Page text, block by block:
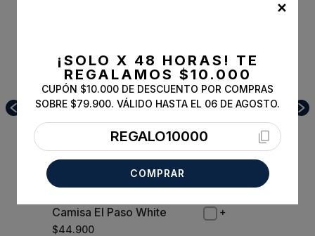
XL
Camisa El Paso White
$44.900
✕
¡SOLO X 48 HORAS! TE
REGALAMOS $10.000
CUPÓN $10.000 DE DESCUENTO POR COMPRAS
SOBRE $79.900. VÁLIDO HASTA EL 06 DE AGOSTO.
REGALO10000
COMPRAR